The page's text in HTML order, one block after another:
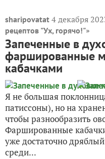
sharipovatat 4 декабря
рецептов "Ух, горячо!"»
Запеченные в
фаршированные
кабачками
Я не большая
патиссоны), но на
чтобы разнообразить
Фаршированные
уже достаточно
среди...